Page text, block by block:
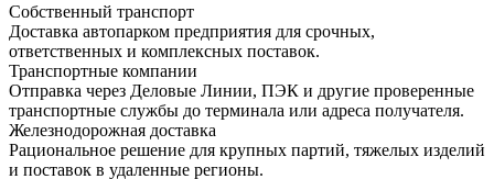
Собственный транспорт
Доставка автопарком предприятия для срочных,
ответственных и комплексных поставок.
Транспортные компании
Отправка через Деловые Линии, ПЭК и другие проверенные
транспортные службы до терминала или адреса получателя.
Железнодорожная доставка
Рациональное решение для крупных партий, тяжелых изделий
и поставок в удаленные регионы.